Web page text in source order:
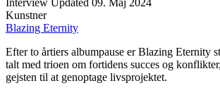
Interview Updated 09. Maj 2024
Kunstner
Blazing Eternity
Efter to årtiers albumpause er Blazing Eternity
talt med trioen om fortidens succes og
gejsten til at genoptage livsprojektet.